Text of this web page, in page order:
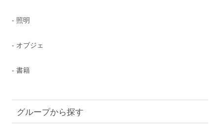
- 照明
- オブジェ
- 書籍
グループから探す